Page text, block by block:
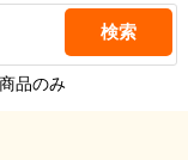
品のみ
検索